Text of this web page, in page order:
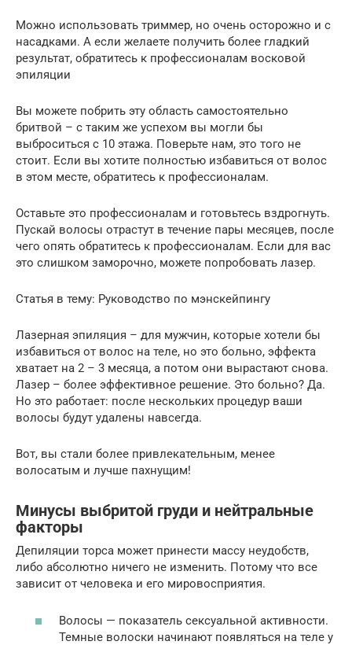
Можно использовать триммер, но очень осторожно и с
насадками. А если желаете получить более гладкий
результат, обратитесь к профессионалам восковой
эпиляции
Вы можете побрить эту область самостоятельно
бритвой – с таким же успехом вы могли бы
выброситься с 10 этажа. Поверьте нам, это того не
стоит. Если вы хотите полностью избавиться от волос
в этом месте, обратитесь к профессионалам.
Оставьте это профессионалам и готовьтесь вздрогнуть.
Пускай волосы отрастут в течение пары месяцев, после
чего опять обратитесь к профессионалам. Если для вас
это слишком заморочно, можете попробовать лазер.
Статья в тему: Руководство по мэнскейпингу
Лазерная эпиляция – для мужчин, которые хотели бы
избавиться от волос на теле, но это больно, эффекта
хватает на 2 – 3 месяца, а потом они вырастают снова.
Лазер – более эффективное решение. Это больно? Да.
Но это работает: после нескольких процедур ваши
волосы будут удалены навсегда.
Вот, вы стали более привлекательным, менее
волосатым и лучше пахнущим!
Минусы выбритой груди и нейтральные
факторы
Депиляции торса может принести массу неудобств,
либо абсолютно ничего не изменить. Потому что все
зависит от человека и его мировосприятия.
Волосы — показатель сексуальной активности.
Темные волоски начинают появляться на теле у